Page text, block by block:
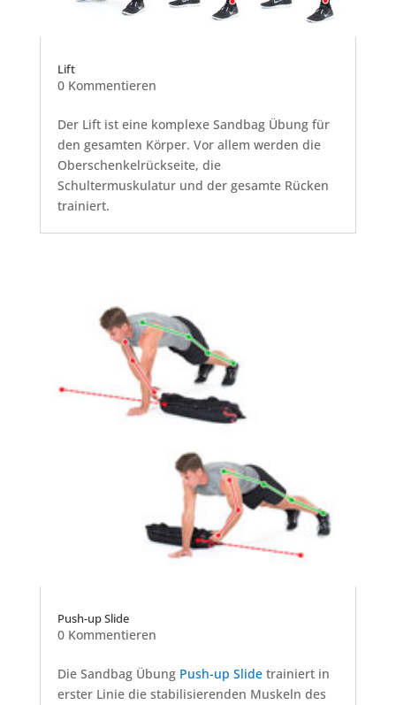
Lift
0 Kommentieren
Der Lift ist eine komplexe Sandbag Übung für
den gesamten Körper. Vor allem werden die
Oberschenkelrückseite, die
Schultermuskulatur und der gesamte Rücken
trainiert.
Push-up Slide
0 Kommentieren
Die Sandbag Übung Push-up Slidetrainiert in
erster Linie die stabilisierenden Muskeln des